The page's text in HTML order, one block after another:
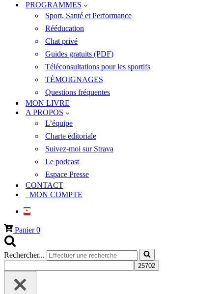
PROGRAMMES
Sport, Santé et Performance
Rééducation
Chat privé
Guides gratuits (PDF)
Téléconsultations pour les sportifs
TÉMOIGNAGES
Questions fréquentes
MON LIVRE
A PROPOS
L’équipe
Charte éditoriale
Suivez-moi sur Strava
Le podcast
Espace Presse
CONTACT
MON COMPTE
Panier0
Rechercher...